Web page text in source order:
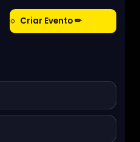
Criar Evento ✏